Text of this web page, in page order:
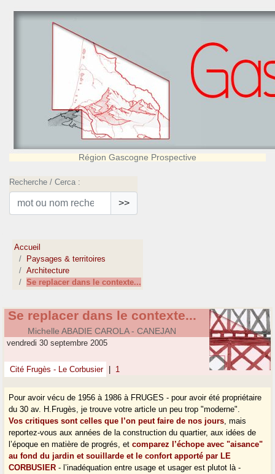
Région Gascogne Prospective
Recherche / Cerca :
>>
Accueil
Paysages & territoires
Architecture
Se replacer dans le contexte...
Se replacer dans le contexte...
Michelle ABADIE CAROLA - CANEJAN
vendredi 30 septembre 2005
Cité Frugès - Le Corbusier 1
Pour avoir vécu de 1956 à 1986 à FRUGES - pour avoir été propriétaire
du 30 av. H.Frugès, je trouve votre article un peu trop "moderne".
Vos critiques sont celles que l’on peut faire de nos jours, mais
reportez-vous aux années de la construction du quartier, aux idées de
l’époque en matière de progrés, etcomparez l’échope avec "aisance"
au fond du jardin et souillarde et le confort apporté par LE
CORBUSIER - l’inadéquation entre usage et usager est plutot là -